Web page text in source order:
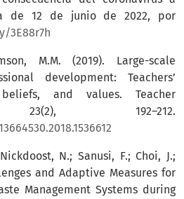
de 12 de junio de 2022, por
3E88r7h
M.M. (2019). Large-scale
development: Teachers’
and values. Teacher
23(2), 192–212.
N.; Sanusi, F.; Choi, J.;
and Adaptive Measures for
Management Systems during